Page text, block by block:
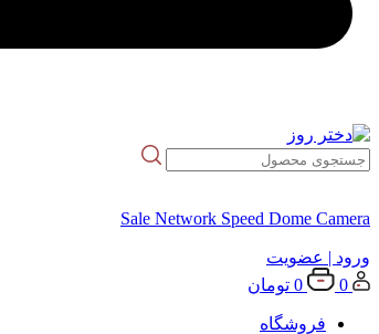
Sale Network Speed Dome Camera
ورود | عضویت
0
0 تومان
فروشگاه